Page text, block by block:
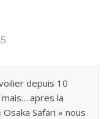
depuis 10
mais….apres la
Safari » nous